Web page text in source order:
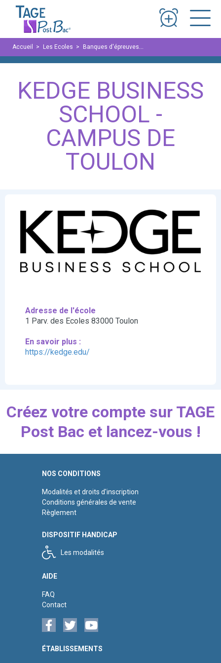
Accueil Les Ecoles Banques d'épreuves
KEDGE BUSINESS
SCHOOL -
CAMPUS DE
TOULON
Adresse de l'école
1 Parv. des Ecoles 83000 Toulon
En savoir plus :
https://kedge.edu/
Créez votre compte sur TAGE
Post Bac et lancez-vous !
NOS CONDITIONS
Modalités et droits d'inscription
Conditions générales de vente
Règlement
DISPOSITIF HANDICAP
Les modalités
AIDE
FAQ
Contact
ÉTABLISSEMENTS
Panneau de gestion des cookies